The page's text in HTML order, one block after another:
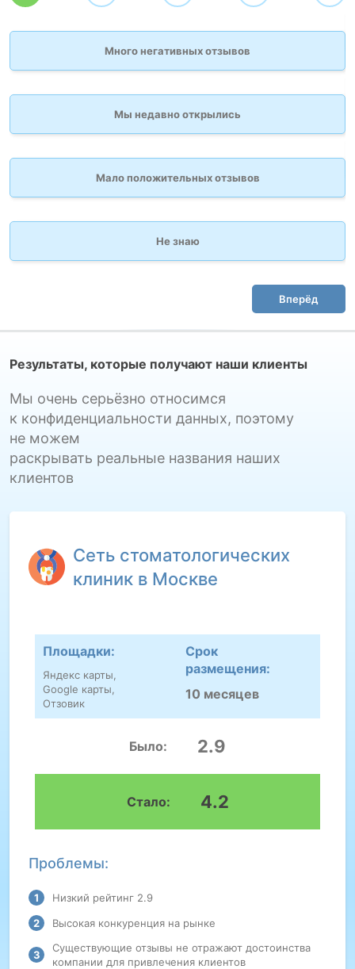
Много негативных отзывов
Мы недавно открылись
Мало положительных отзывов
Не знаю
Вперёд
Результаты, которые получают наши клиенты
Мы очень серьёзно относимся
к конфиденциальности данных, поэтому
не можем
раскрывать реальные названия наших
клиентов
Сеть стоматологических
клиник в Москве
Проблемы:
Низкий рейтинг 2.9
Высокая конкуренция на рынке
Существующие отзывы не отражают достоинства
компании для привлечения клиентов
Площадки:
Яндекс карты,
Google карты,
Отзовик
Срок
размещения:
10 месяцев
Было: 2.9
Стало: 4.2